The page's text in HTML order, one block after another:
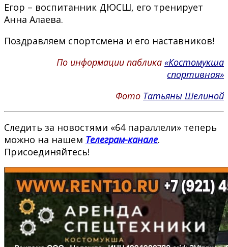
Егор – воспитанник ДЮСШ, его тренирует
Анна Алаева.
Поздравляем спортсмена и его наставников!
По информации паблика «Костомукша
спортивная»
Фото Татьяны Шелиной
Следить за новостями «64 параллели» теперь
можно на нашем Телеграм-канале.
Присоединяйтесь!